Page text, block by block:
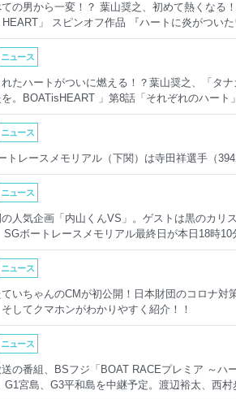
の男から一変！？ 葉山奨之、初めて熱くなる
」 スピンオフ作品 『ハートに炎がつい
ニュース
たハートがついに燃える！？葉山奨之、「タ
を。BOATisHEART 」第8話「それぞれのハー
ニュース
トレースメモリアル（下関）は寺田祥選手（
ニュース
人気企画「内山くんVS」。ゲストは黒のカリ
ボートレースメモリアル最終日が本日18時10
ニュース
いちゃんのCMが初公開！日本財団のコロナ対
してクマホンがわかりやすく紹介！！
ニュース
の番組、BSフジ「BOAT RACEプレミア ～ハ
G1宮島、G3平和島を中継予定。渡辺裕太、西